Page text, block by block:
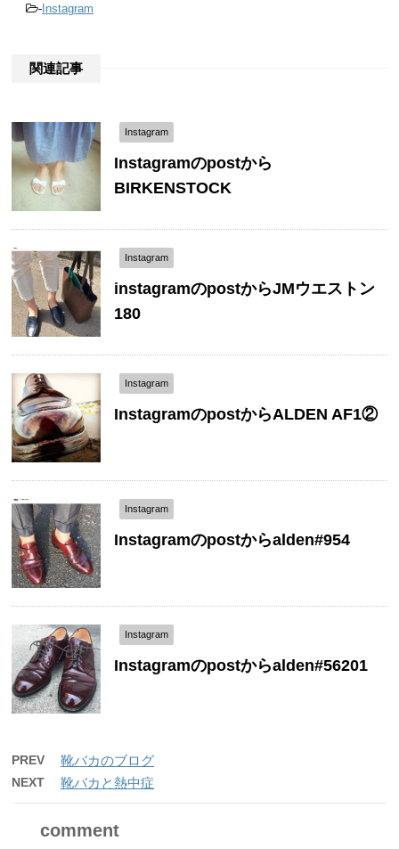
-Instagram
関連記事
Instagram
Instagramのpostから
BIRKENSTOCK
Instagram
instagramのpostからJMウエストン
180
Instagram
InstagramのpostからALDEN AF1②
Instagram
Instagramのpostからalden#954
Instagram
Instagramのpostからalden#56201
PREV 靴バカのブログ
NEXT 靴バカと熱中症
comment